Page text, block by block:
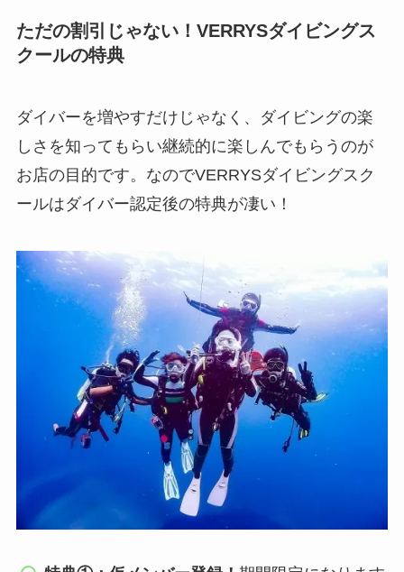
ただの割引じゃない！VERRYSダイビングス
クールの特典
ダイバーを増やすだけじゃなく、ダイビングの楽
しさを知ってもらい継続的に楽しんでもらうのが
お店の目的です。なのでVERRYSダイビングスク
ールはダイバー認定後の特典が凄い！